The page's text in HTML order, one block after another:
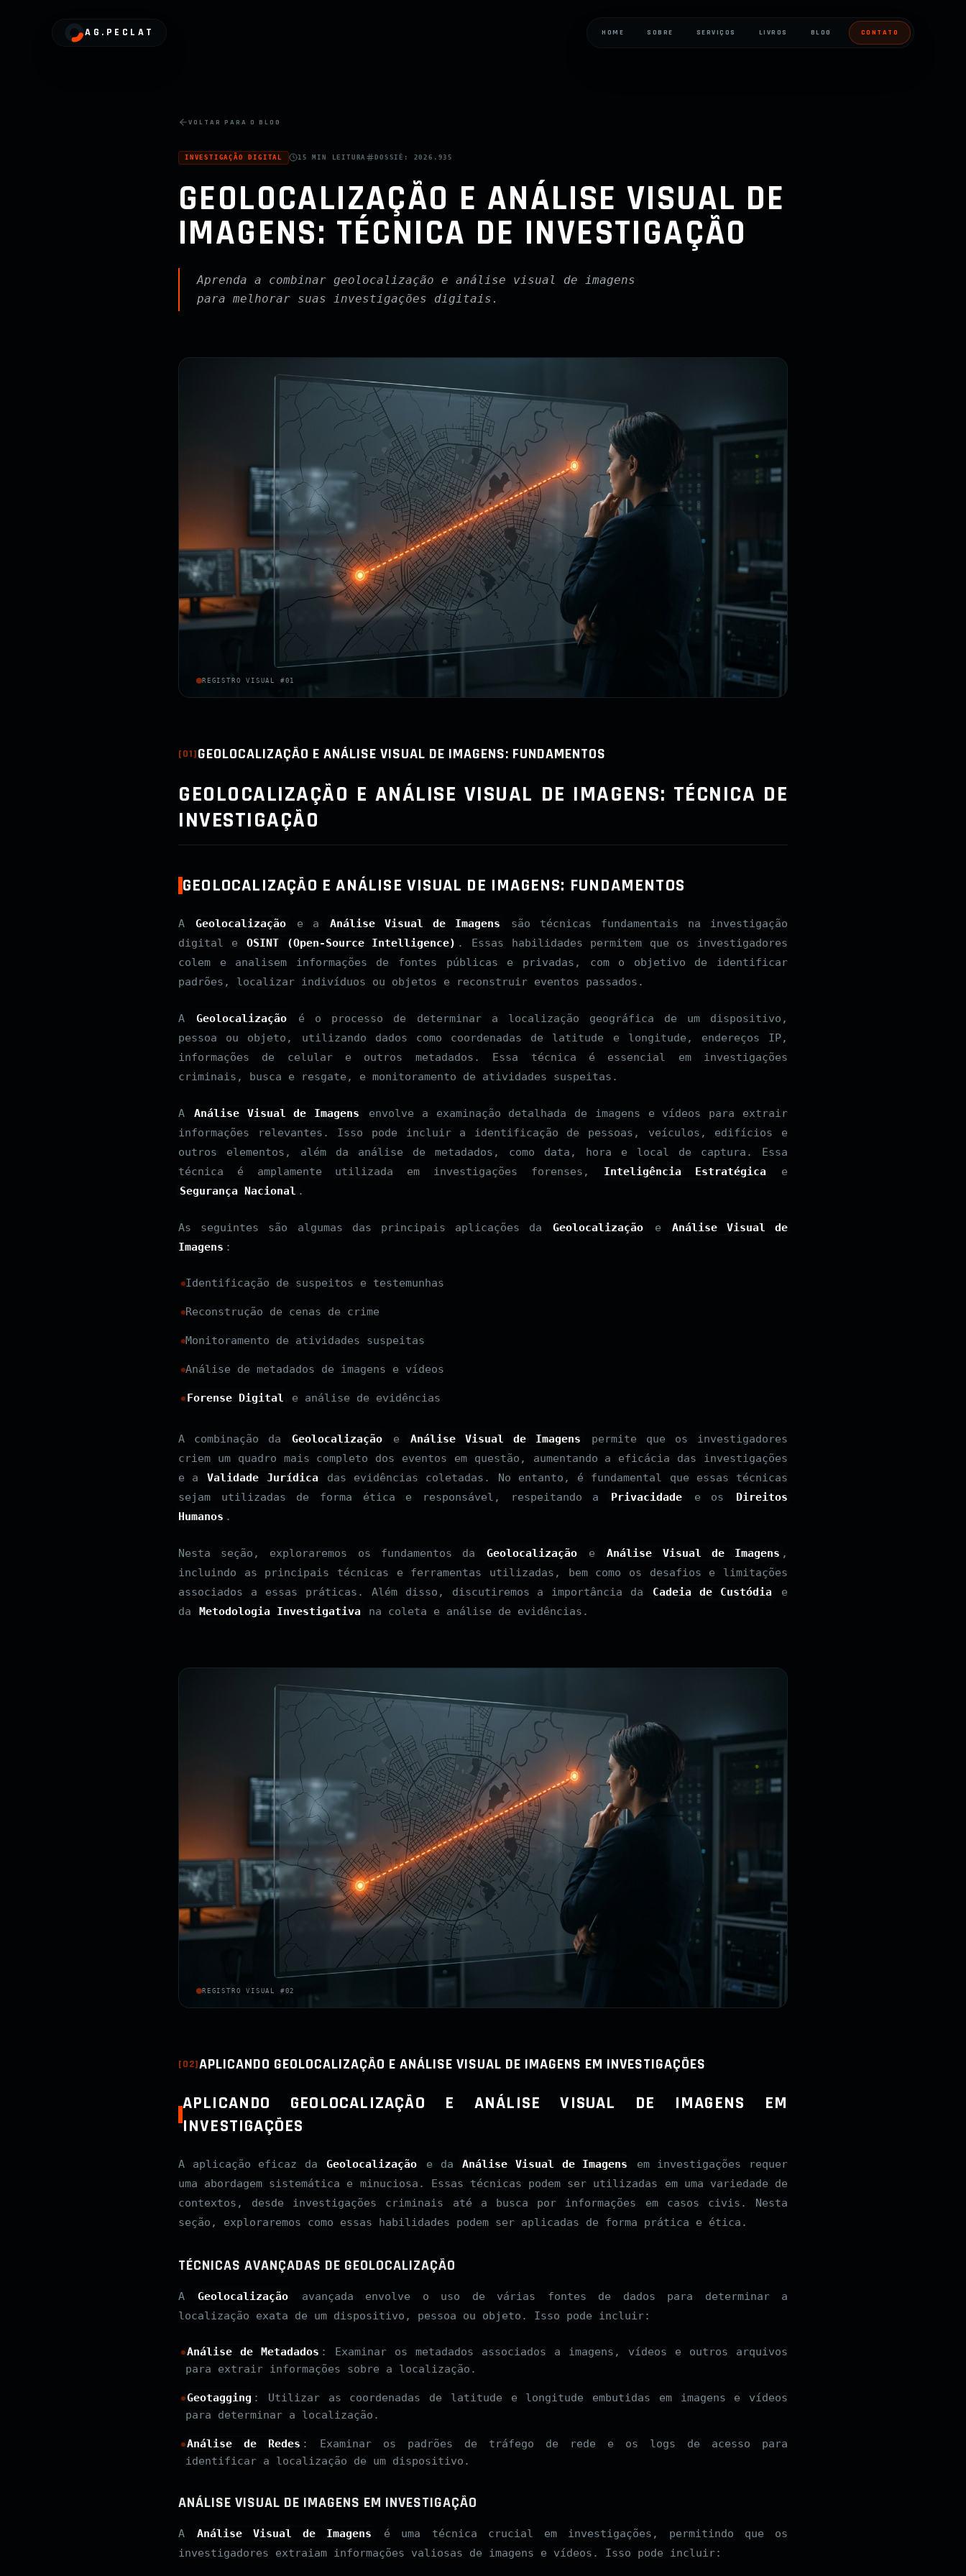
AG.PECLAT HOME SOBRE SERVIÇOS LIVROS BLOG CONTATO
VOLTAR PARA O BLOG
INVESTIGAÇÃO DIGITAL 15 MIN LEITURA DOSSIÊ: 2026.935
GEOLOCALIZAÇÃO E ANÁLISE VISUAL DE
IMAGENS: TÉCNICA DE INVESTIGAÇÃO
Aprenda a combinar geolocalização e análise visual de imagens
para melhorar suas investigações digitais.
REGISTRO VISUAL #01
[01]GEOLOCALIZAÇÃO E ANÁLISE VISUAL DE IMAGENS: FUNDAMENTOS
GEOLOCALIZAÇÃO E ANÁLISE VISUAL DE IMAGENS: TÉCNICA DE
INVESTIGAÇÃO
GEOLOCALIZAÇÃO E ANÁLISE VISUAL DE IMAGENS: FUNDAMENTOS
A Geolocalização e a Análise Visual de Imagens
são técnicas fundamentais na investigação
digital e
OSINT (Open-Source Intelligence) . Essas habilidades permitem que os investigadores
colem e analisem informações de fontes públicas e privadas, com o objetivo de identificar
padrões, localizar indivíduos ou objetos e reconstruir eventos passados.
A Geolocalização
é o processo de determinar a localização geográfica de um dispositivo,
pessoa ou objeto, utilizando dados como coordenadas de latitude e longitude, endereços IP,
informações de celular e outros metadados. Essa técnica é essencial em investigações
criminais, busca e resgate, e monitoramento de atividades suspeitas.
A Análise Visual de Imagens
envolve a examinação detalhada de imagens e vídeos para extrair
informações relevantes. Isso pode incluir a identificação de pessoas, veículos, edifícios e
outros elementos, além da análise de metadados, como data, hora e local de captura. Essa
técnica é amplamente utilizada em investigações forenses,
Inteligência Estratégica
e
Segurança Nacional .
As seguintes são algumas das principais aplicações da Geolocalização e
Análise Visual de
Imagens :
Identificação de suspeitos e testemunhas
Reconstrução de cenas de crime
Monitoramento de atividades suspeitas
Análise de metadados de imagens e vídeos
Forense Digital e análise de evidências
A combinação da Geolocalização e Análise Visual de Imagens
permite que os investigadores
criem um quadro mais completo dos eventos em questão, aumentando a eficácia das investigações
e a
Validade Jurídica
das evidências coletadas. No entanto, é fundamental que essas técnicas
sejam utilizadas de forma ética e responsável, respeitando a
Privacidade e os
Direitos
Humanos .
Nesta seção, exploraremos os fundamentos da Geolocalização e Análise Visual de Imagens ,
incluindo as principais técnicas e ferramentas utilizadas, bem como os desafios e limitações
associados a essas práticas. Além disso, discutiremos a importância da
Cadeia de Custódia
e
da
Metodologia Investigativa na coleta e análise de evidências.
REGISTRO VISUAL #02
[02]APLICANDO GEOLOCALIZAÇÃO E ANÁLISE VISUAL DE IMAGENS EM INVESTIGAÇÕES
APLICANDO GEOLOCALIZAÇÃO E ANÁLISE VISUAL DE IMAGENS EM
INVESTIGAÇÕES
A aplicação eficaz da Geolocalização e da Análise Visual de Imagens
em investigações requer
uma abordagem sistemática e minuciosa. Essas técnicas podem ser utilizadas em uma variedade de
contextos, desde investigações criminais até a busca por informações em casos civis. Nesta
seção, exploraremos como essas habilidades podem ser aplicadas de forma prática e ética.
TÉCNICAS AVANÇADAS DE GEOLOCALIZAÇÃO
A Geolocalização
avançada envolve o uso de várias fontes de dados para determinar a
localização exata de um dispositivo, pessoa ou objeto. Isso pode incluir:
Análise de Metadados : Examinar os metadados associados a imagens, vídeos e outros arquivos
para extrair informações sobre a localização.
Geotagging : Utilizar as coordenadas de latitude e longitude embutidas em imagens e vídeos
para determinar a localização.
Análise de Redes : Examinar os padrões de tráfego de rede e os logs de acesso para
identificar a localização de um dispositivo.
ANÁLISE VISUAL DE IMAGENS EM INVESTIGAÇÃO
A Análise Visual de Imagens
é uma técnica crucial em investigações, permitindo que os
investigadores extraiam informações valiosas de imagens e vídeos. Isso pode incluir: